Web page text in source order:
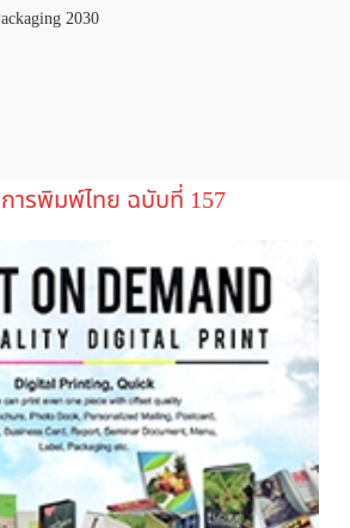
2030
ารพิมพ์ไทย ฉบับที่ 157